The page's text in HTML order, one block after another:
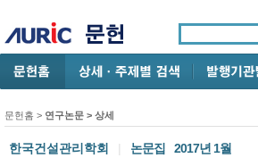
문헌홈 > 연구논문 > 상세
한국건설관리학회 | 논문집 2017년 1월